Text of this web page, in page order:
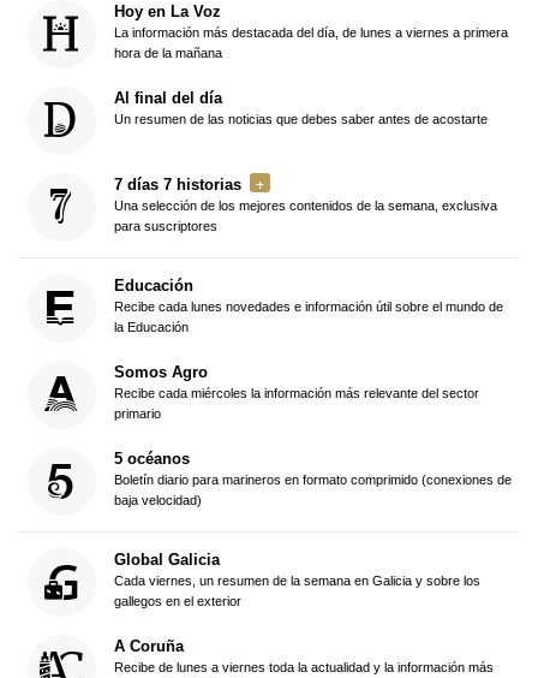
Hoy en La Voz
La información más destacada del día, de lunes a viernes a primera
hora de la mañana
Al final del día
Un resumen de las noticias que debes saber antes de acostarte
7 días 7 historias
Una selección de los mejores contenidos de la semana, exclusiva
para suscriptores
Educación
Recibe cada lunes novedades e información útil sobre el mundo de
la Educación
Somos Agro
Recibe cada miércoles la información más relevante del sector
primario
5 océanos
Boletín diario para marineros en formato comprimido (conexiones de
baja velocidad)
Global Galicia
Cada viernes, un resumen de la semana en Galicia y sobre los
gallegos en el exterior
A Coruña
Recibe de lunes a viernes toda la actualidad y la información más